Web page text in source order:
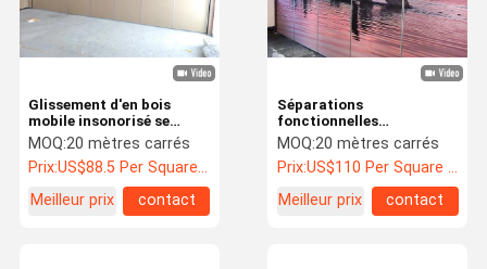
Glissement d'en bois
mobile insonorisé se
pliant de cloisons de
séparation pour l'hôtel
MOQ:20 mètres carrés
Prix:US$88.5 Per Square Meter
Meilleur prix
contact
Séparations
fonctionnelles
accrochantes de peinture
de panneau de cloisons de
séparation d'OEM
MOQ:20 mètres carrés
Prix:US$110 Per Square Meter
Meilleur prix
contact